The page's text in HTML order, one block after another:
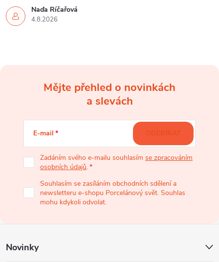
Naďa Říčařová
4.8.2026
í
Mějte přehled o novinkách
a slevách
E-mail
Zadáním svého e-mailu souhlasím se zpracováním
osobních údajů.
Souhlasím se zasíláním obchodních sdělení a
newsletteru e-shopu Porcelánový svět. Souhlas
mohu kdykoli odvolat.
ODEBÍRAT
Novinky